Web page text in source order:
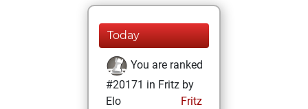
Today
You are ranked
#20171 in Fritz by
Elo
Fritz